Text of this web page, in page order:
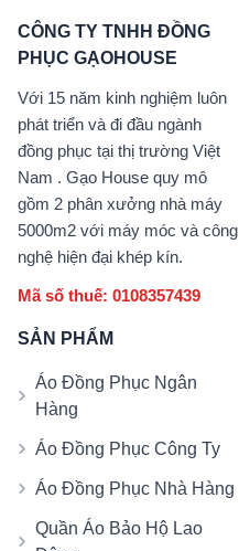
CÔNG TY TNHH ĐỒNG
PHỤC GẠOHOUSE
Với 15 năm kinh nghiệm luôn
phát triển và đi đầu ngành
đồng phục tại thị trường Việt
Nam . Gạo House quy mô
gồm 2 phân xưởng nhà máy
5000m2 với máy móc và công
nghệ hiện đại khép kín.
Mã số thuế: 0108357439
SẢN PHẨM
Áo Đồng Phục Ngân
Hàng
Áo Đồng Phục Công Ty
Áo Đồng Phục Nhà Hàng
Quần Áo Bảo Hộ Lao